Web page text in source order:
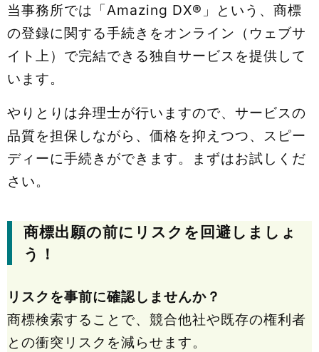
当事務所では「Amazing DX®」という、商標
の登録に関する手続きをオンライン（ウェブサ
イト上）で完結できる独自サービスを提供して
います。
やりとりは弁理士が行いますので、サービスの
品質を担保しながら、価格を抑えつつ、スピー
ディーに手続きができます。まずはお試しくだ
さい。
商標出願の前にリスクを回避しましょ
う！
リスクを事前に確認しませんか？
商標検索することで、競合他社や既存の権利者
との衝突リスクを減らせます。